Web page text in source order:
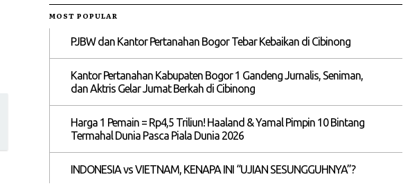
MOST POPULAR
PJBW dan Kantor Pertanahan Bogor Tebar Kebaikan di Cibinong
Kantor Pertanahan Kabupaten Bogor 1 Gandeng Jurnalis, Seniman,
dan Aktris Gelar Jumat Berkah di Cibinong
Harga 1 Pemain = Rp4,5 Triliun! Haaland & Yamal Pimpin 10 Bintang
Termahal Dunia Pasca Piala Dunia 2026
INDONESIA vs VIETNAM, KENAPA INI “UJIAN SESUNGGUHNYA”?